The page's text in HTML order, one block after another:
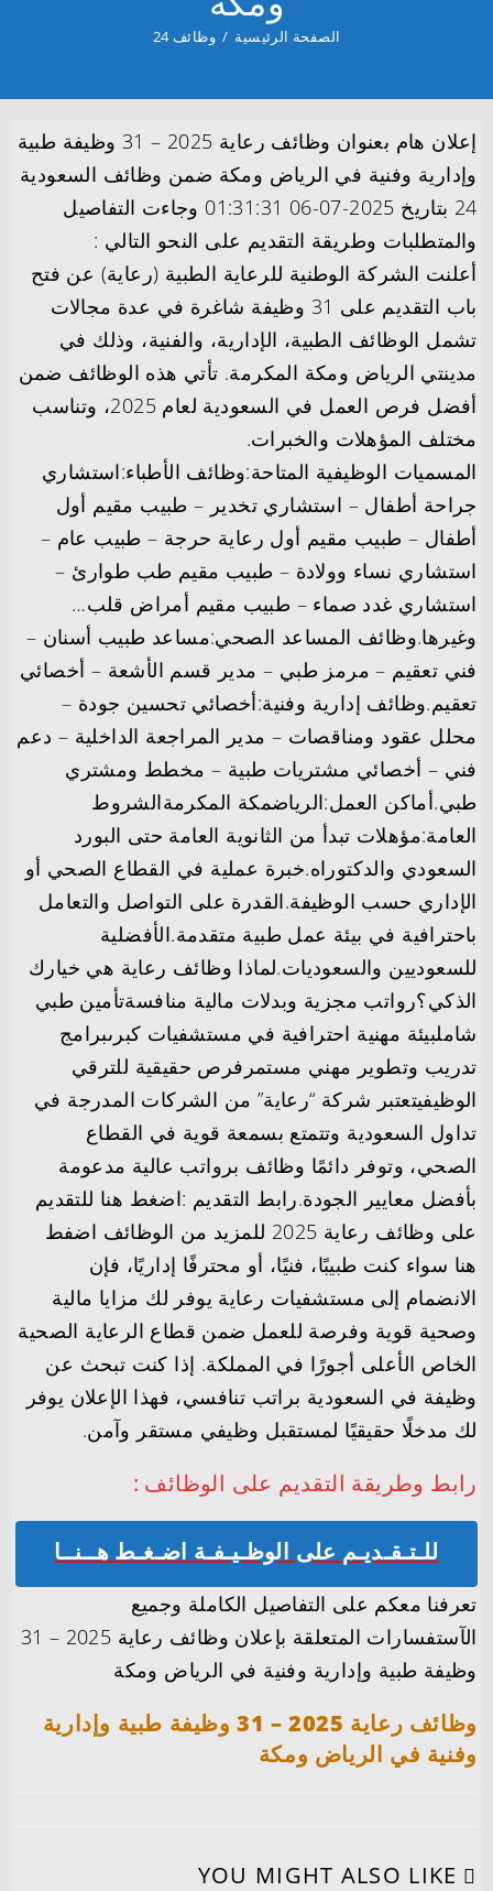
الصفحة الرئيسية / وظائف 24
إعلان هام بعنوان وظائف رعاية 2025 – 31 وظيفة طبية
وإدارية وفنية في الرياض ومكة ضمن وظائف السعودية
24 بتاريخ 2025-07-06 01:31:31 وجاءت التفاصيل
والمتطلبات وطريقة التقديم على النحو التالي :
أعلنت الشركة الوطنية للرعاية الطبية (رعاية) عن فتح
باب التقديم على 31 وظيفة شاغرة في عدة مجالات
تشمل الوظائف الطبية، الإدارية، والفنية، وذلك في
مدينتي الرياض ومكة المكرمة. تأتي هذه الوظائف ضمن
أفضل فرص العمل في السعودية لعام 2025، وتناسب
مختلف المؤهلات والخبرات.
المسميات الوظيفية المتاحة:وظائف الأطباء:استشاري
جراحة أطفال – استشاري تخدير – طبيب مقيم أول
أطفال – طبيب مقيم أول رعاية حرجة – طبيب عام –
استشاري نساء وولادة – طبيب مقيم طب طوارئ –
استشاري غدد صماء – طبيب مقيم أمراض قلب…
وغيرها.وظائف المساعد الصحي:مساعد طبيب أسنان –
فني تعقيم – مرمز طبي – مدير قسم الأشعة – أخصائي
تعقيم.وظائف إدارية وفنية:أخصائي تحسين جودة –
محلل عقود ومناقصات – مدير المراجعة الداخلية – دعم
فني – أخصائي مشتريات طبية – مخطط ومشتري
طبي.أماكن العمل:الرياضمكة المكرمةالشروط
العامة:مؤهلات تبدأ من الثانوية العامة حتى البورد
السعودي والدكتوراه.خبرة عملية في القطاع الصحي أو
الإداري حسب الوظيفة.القدرة على التواصل والتعامل
باحترافية في بيئة عمل طبية متقدمة.الأفضلية
للسعوديين والسعوديات.لماذا وظائف رعاية هي خيارك
الذكي؟رواتب مجزية وبدلات مالية منافسةتأمين طبي
شاملبيئة مهنية احترافية في مستشفيات كبرىبرامج
تدريب وتطوير مهني مستمرفرص حقيقية للترقي
الوظيفيتعتبر شركة “رعاية” من الشركات المدرجة في
تداول السعودية وتتمتع بسمعة قوية في القطاع
الصحي، وتوفر دائمًا وظائف برواتب عالية مدعومة
بأفضل معايير الجودة.رابط التقديم :اضغط هنا للتقديم
على وظائف رعاية 2025 للمزيد من الوظائف اضفط
هنا سواء كنت طبيبًا، فنيًا، أو محترفًا إداريًا، فإن
الانضمام إلى مستشفيات رعاية يوفر لك مزايا مالية
وصحية قوية وفرصة للعمل ضمن قطاع الرعاية الصحية
الخاص الأعلى أجورًا في المملكة. إذا كنت تبحث عن
وظيفة في السعودية براتب تنافسي، فهذا الإعلان يوفر
لك مدخلًا حقيقيًا لمستقبل وظيفي مستقر وآمن.
رابط وطريقة التقديم على الوظائف :
للـتـقـديـم على الوظـيـفـة اضـغـط هــنــا
تعرفنا معكم على التفاصيل الكاملة وجميع
الآستفسارات المتعلقة بإعلان وظائف رعاية 2025 – 31
وظيفة طبية وإدارية وفنية في الرياض ومكة
وظائف رعاية 2025 – 31 وظيفة طبية وإدارية
وفنية في الرياض ومكة
YOU MIGHT ALSO LIKE